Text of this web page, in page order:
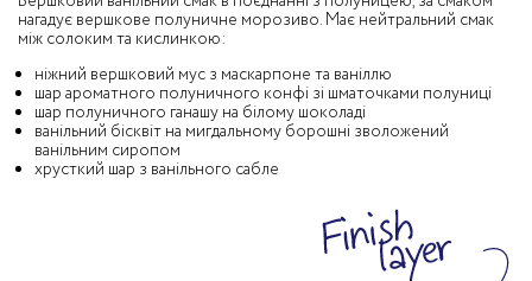
нагадує вершкове полуничне морозиво. Має нейтральний смак
між солоким та кислинкою:
ніжний вершковий мус з маскарпоне та ваніллю
шар ароматного полуничного конфі зі шматочками полуниці
шар полуничного ганашу на білому шоколаді
ванільний бісквіт на мигдальному борошні зволожений
ванільним сиропом
хрусткий шар з ванільного сабле